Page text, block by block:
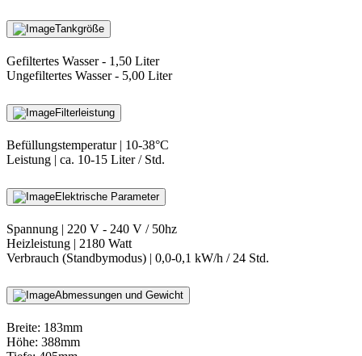
Tankgröße
Gefiltertes Wasser - 1,50 Liter
Ungefiltertes Wasser - 5,00 Liter
Filterleistung
Befüllungstemperatur | 10-38°C
Leistung | ca. 10-15 Liter / Std.
Elektrische Parameter
Spannung | 220 V - 240 V / 50hz
Heizleistung | 2180 Watt
Verbrauch (Standbymodus) | 0,0-0,1 kW/h / 24 Std.
Abmessungen und Gewicht
Breite: 183mm
Höhe: 388mm